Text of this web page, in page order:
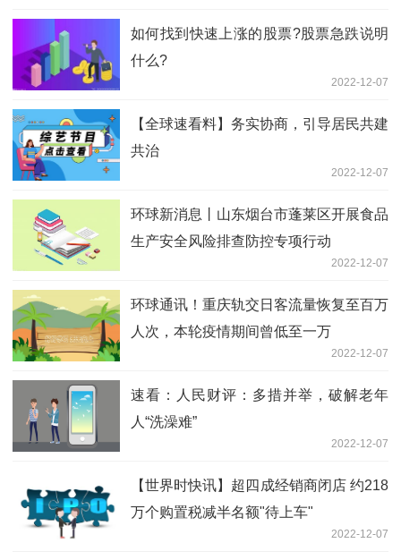
如何找到快速上涨的股票?股票急跌说明
什么?
2022-12-07
【全球速看料】务实协商，引导居民共建
共治
2022-12-07
环球新消息丨山东烟台市蓬莱区开展食品
生产安全风险排查防控专项行动
2022-12-07
环球通讯！重庆轨交日客流量恢复至百万
人次，本轮疫情期间曾低至一万
2022-12-07
速看：人民财评：多措并举，破解老年
人“洗澡难”
2022-12-07
【世界时快讯】超四成经销商闭店 约218
万个购置税减半名额"待上车"
2022-12-07